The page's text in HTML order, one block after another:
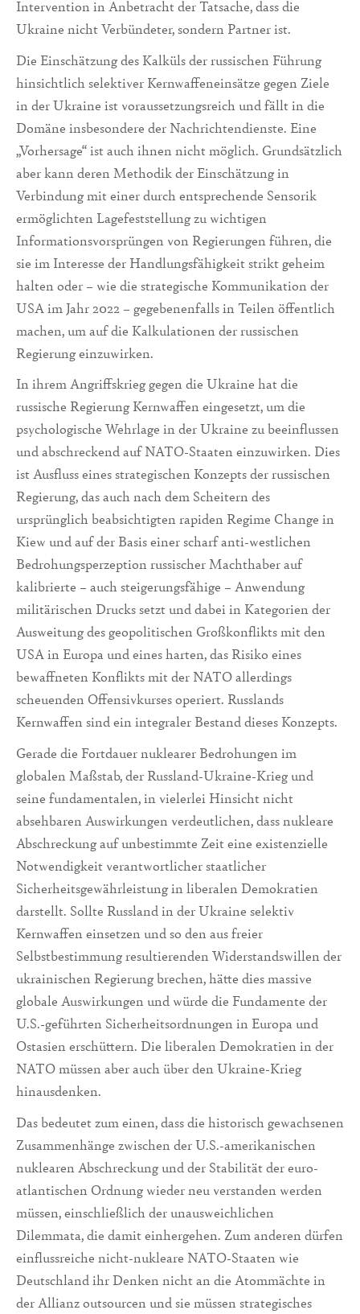
Intervention in Anbetracht der Tatsache, dass die
Ukraine nicht Verbündeter, sondern Partner ist.
Die Einschätzung des Kalküls der russischen Führung
hinsichtlich selektiver Kernwaffeneinsätze gegen Ziele
in der Ukraine ist voraussetzungsreich und fällt in die
Domäne insbesondere der Nachrichtendienste. Eine
„Vorhersage“ ist auch ihnen nicht möglich. Grundsätzlich
aber kann deren Methodik der Einschätzung in
Verbindung mit einer durch entsprechende Sensorik
ermöglichten Lagefeststellung zu wichtigen
Informationsvorsprüngen von Regierungen führen, die
sie im Interesse der Handlungsfähigkeit strikt geheim
halten oder – wie die strategische Kommunikation der
USA im Jahr 2022 – gegebenenfalls in Teilen öffentlich
machen, um auf die Kalkulationen der russischen
Regierung einzuwirken.
In ihrem Angriffskrieg gegen die Ukraine hat die
russische Regierung Kernwaffen eingesetzt, um die
psychologische Wehrlage in der Ukraine zu beeinflussen
und abschreckend auf NATO-Staaten einzuwirken. Dies
ist Ausfluss eines strategischen Konzepts der russischen
Regierung, das auch nach dem Scheitern des
ursprünglich beabsichtigten rapiden Regime Change in
Kiew und auf der Basis einer scharf anti-westlichen
Bedrohungsperzeption russischer Machthaber auf
kalibrierte – auch steigerungsfähige – Anwendung
militärischen Drucks setzt und dabei in Kategorien der
Ausweitung des geopolitischen Großkonflikts mit den
USA in Europa und eines harten, das Risiko eines
bewaffneten Konflikts mit der NATO allerdings
scheuenden Offensivkurses operiert. Russlands
Kernwaffen sind ein integraler Bestand dieses Konzepts.
Gerade die Fortdauer nuklearer Bedrohungen im
globalen Maßstab, der Russland-Ukraine-Krieg und
seine fundamentalen, in vielerlei Hinsicht nicht
absehbaren Auswirkungen verdeutlichen, dass nukleare
Abschreckung auf unbestimmte Zeit eine existenzielle
Notwendigkeit verantwortlicher staatlicher
Sicherheitsgewährleistung in liberalen Demokratien
darstellt. Sollte Russland in der Ukraine selektiv
Kernwaffen einsetzen und so den aus freier
Selbstbestimmung resultierenden Widerstandswillen der
ukrainischen Regierung brechen, hätte dies massive
globale Auswirkungen und würde die Fundamente der
U.S.-geführten Sicherheitsordnungen in Europa und
Ostasien erschüttern. Die liberalen Demokratien in der
NATO müssen aber auch über den Ukraine-Krieg
hinausdenken.
Das bedeutet zum einen, dass die historisch gewachsenen
Zusammenhänge zwischen der U.S.-amerikanischen
nuklearen Abschreckung und der Stabilität der euro-
atlantischen Ordnung wieder neu verstanden werden
müssen, einschließlich der unausweichlichen
Dilemmata, die damit einhergehen. Zum anderen dürfen
einflussreiche nicht-nukleare NATO-Staaten wie
Deutschland ihr Denken nicht an die Atommächte in
der Allianz outsourcen und sie müssen strategisches